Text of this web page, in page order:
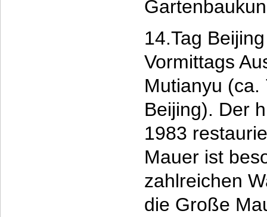
14.Tag
Vormittags
Mutianyu
Beijing). Der
1983
Mauer ist
zahlreichen
die Große